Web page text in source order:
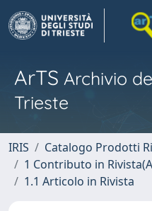
ArTS Archivio
Trieste
IRIS
Catalogo Prodotti
1 Contributo in
1.1 Articolo in Rivista